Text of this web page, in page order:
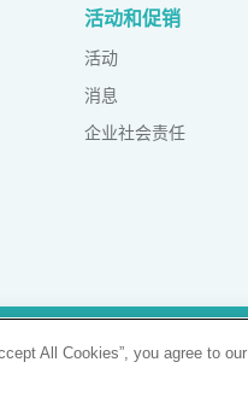
活动和促销
活动
消息
企业社会责任
All Cookies”, you agree to our